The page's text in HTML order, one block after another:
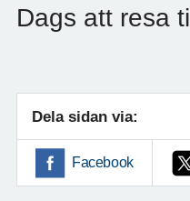
Dags att resa
Dela sidan via:
Facebook